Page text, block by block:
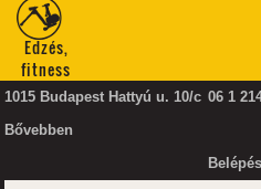
Edzés,
fitness
1015 Budapest Hattyú u. 10/c 06 1
Bővebben